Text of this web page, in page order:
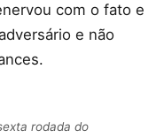
com o fato e
e não
rodada do